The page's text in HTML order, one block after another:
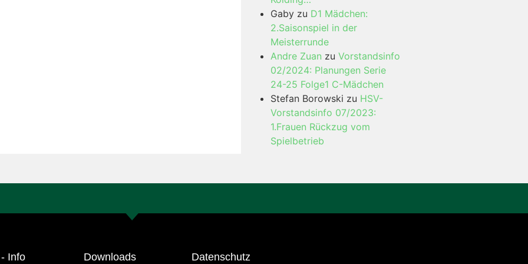
Gabyzu D1 Mädchen:
2.Saisonspiel in der
Meisterrunde
Andre Zuan zu Vorstandsinfo
02/2024: Planungen Serie
24-25 Folge1 C-Mädchen
Stefan Borowski zu HSV-
Vorstandsinfo 07/2023:
1.Frauen Rückzug vom
Spielbetrieb
Info Downloads Datenschutz